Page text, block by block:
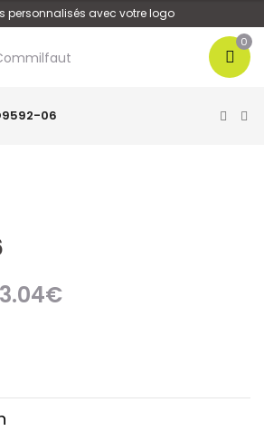
personnalisés avec votre logo
0
06
3.04€